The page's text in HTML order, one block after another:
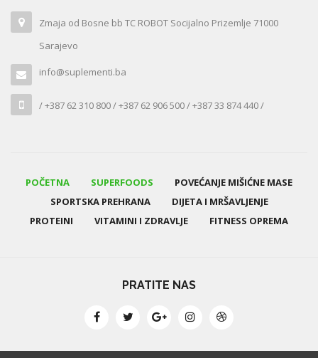
Zmaja od Bosne bb TC ROBOT Socijalno Prizemlje 71000
Sarajevo
info@suplementi.ba
/ +387 62 310 800 / +387 62 906 500 / +387 33 874 440 /
POČETNA SUPERFOODS
POVEĆANJE MIŠIĆNE MASE
SPORTSKA PREHRANA
DIJETA I MRŠAVLJENJE
PROTEINI
VITAMINI I ZDRAVLJE FITNESS OPREMA
PRATITE NAS